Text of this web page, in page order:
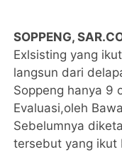
SOPPENG,
Exlsisting yang
langsun dari
Soppeng hanya 9
Evaluasi,oleh
Sebelumnya
tersebut yang ikut